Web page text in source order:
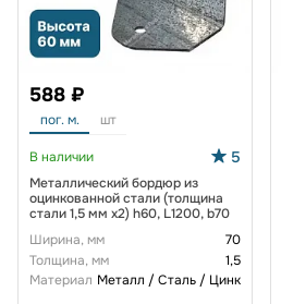
588 ₽
пог. м. шт
В наличии 5
Металлический бордюр из
оцинкованной стали (толщина
стали 1,5 мм x2) h60, L1200, b70
Ширина, мм
70
Толщина, мм
1,5
Материал Металл / Сталь / Цинк